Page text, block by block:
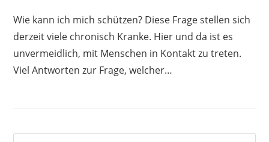
Wie kann ich mich schützen? Diese Frage stellen sich
derzeit viele chronisch Kranke. Hier und da ist es
unvermeidlich, mit Menschen in Kontakt zu treten.
Viel Antworten zur Frage, welcher…